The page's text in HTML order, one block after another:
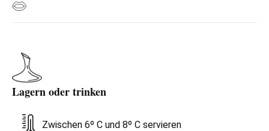
Lagern oder trinken
Zwischen 6º C und 8º C servieren